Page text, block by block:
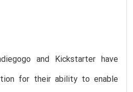
and Kickstarter have
for their ability to enable